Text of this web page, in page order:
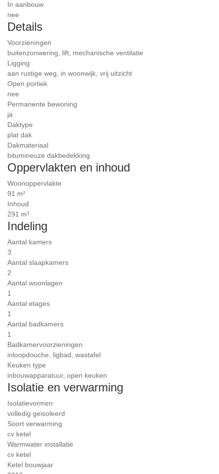
In aanbouw
nee
Details
Voorzieningen
buitenzonwering, lift, mechanische ventilatie
Ligging
aan rustige weg, in woonwijk, vrij uitzicht
Open portiek
nee
Permanente bewoning
ja
Daktype
plat dak
Dakmateriaal
bitumineuze dakbedekking
Oppervlakten en inhoud
Woonoppervlakte
91 m²
Inhoud
291 m³
Indeling
Aantal kamers
3
Aantal slaapkamers
2
Aantal woonlagen
1
Aantal etages
1
Aantal badkamers
1
Badkamervoorzieningen
inloopdouche, ligbad, wastafel
Keuken type
inbouwapparatuur, open keuken
Isolatie en verwarming
Isolatievormen
volledig geisoleerd
Soort verwarming
cv ketel
Warmwater installatie
cv ketel
Ketel bouwjaar